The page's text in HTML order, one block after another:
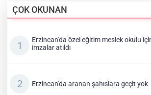
ÇOK OKUNAN
Erzincan'da özel eğitim meslek okulu
imzalar atıldı
Erzincan'da aranan şahıslara geçit yok